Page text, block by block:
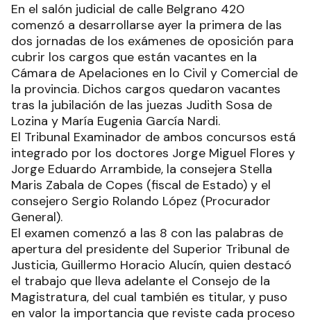
En el salón judicial de calle Belgrano 420
comenzó a desarrollarse ayer la primera de las
dos jornadas de los exámenes de oposición para
cubrir los cargos que están vacantes en la
Cámara de Apelaciones en lo Civil y Comercial de
la provincia. Dichos cargos quedaron vacantes
tras la jubilación de las juezas Judith Sosa de
Lozina y María Eugenia García Nardi.
El Tribunal Examinador de ambos concursos está
integrado por los doctores Jorge Miguel Flores y
Jorge Eduardo Arrambide, la consejera Stella
Maris Zabala de Copes (fiscal de Estado) y el
consejero Sergio Rolando López (Procurador
General).
El examen comenzó a las 8 con las palabras de
apertura del presidente del Superior Tribunal de
Justicia, Guillermo Horacio Alucín, quien destacó
el trabajo que lleva adelante el Consejo de la
Magistratura, del cual también es titular, y puso
en valor la importancia que reviste cada proceso